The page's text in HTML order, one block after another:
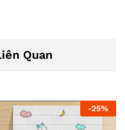
Quan
-25%